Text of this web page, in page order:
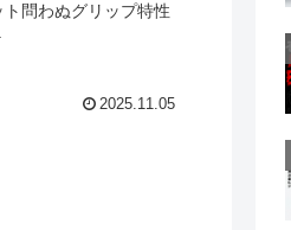
問わぬグリップ特性
2025.11.05